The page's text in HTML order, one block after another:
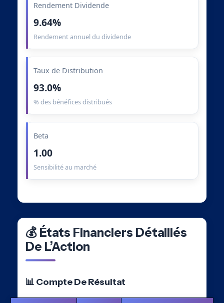
Rendement Dividende
9.64%
Rendement annuel du dividende
Taux de Distribution
93.0%
% des bénéfices distribués
Beta
1.00
Sensibilité au marché
💰 États Financiers Détaillés
De L’Action
📊 Compte De Résultat